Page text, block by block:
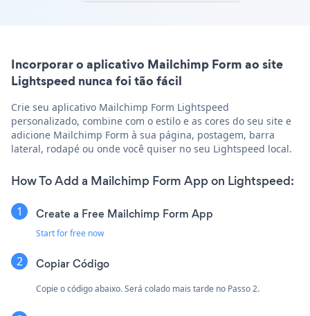
Incorporar o aplicativo Mailchimp Form ao site
Lightspeed nunca foi tão fácil
Crie seu aplicativo Mailchimp Form Lightspeed
personalizado, combine com o estilo e as cores do seu site e
adicione Mailchimp Form à sua página, postagem, barra
lateral, rodapé ou onde você quiser no seu Lightspeed local.
How To Add a Mailchimp Form App on Lightspeed:
Create a Free Mailchimp Form App
Start for free now
Copiar Código
Copie o código abaixo. Será colado mais tarde no Passo 2.